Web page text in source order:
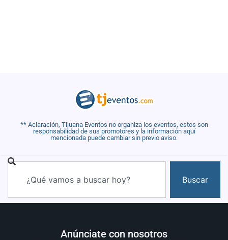
** Aclaración, Tijuana Eventos no organiza los eventos, estos son
responsabilidad de sus promotores y la información aquí
mencionada puede cambiar sin previo aviso.
Buscar
Anúnciate con nosotros